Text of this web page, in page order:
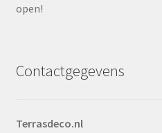
open!
Contactgegevens
Terrasdeco.nl